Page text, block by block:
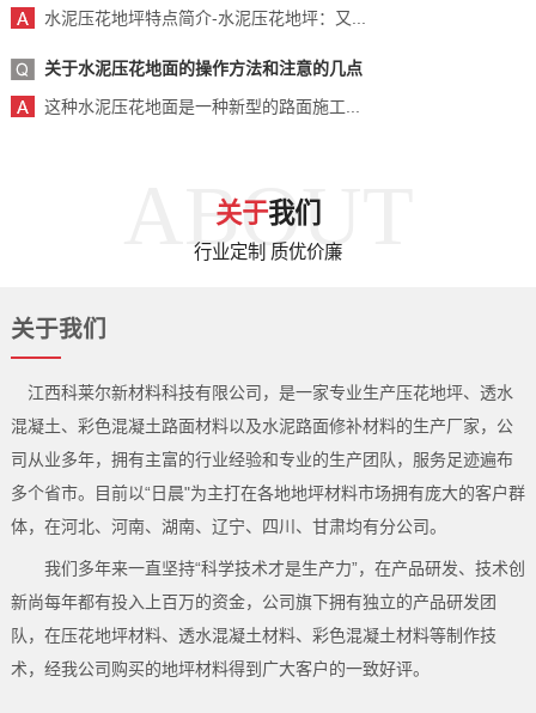
水泥压花地坪特点简介-水泥压花地坪：又...
关于水泥压花地面的操作方法和注意的几点
这种水泥压花地面是一种新型的路面施工...
ABOUT
关于我们
行业定制 质优价廉
关于我们
江西科莱尔新材料科技有限公司，是一家专业生产压花地坪、透水
混凝土、彩色混凝土路面材料以及水泥路面修补材料的生产厂家，公
司从业多年，拥有主富的行业经验和专业的生产团队，服务足迹遍布
多个省市。目前以“日晨"为主打在各地地坪材料市场拥有庞大的客户群
体，在河北、河南、湖南、辽宁、四川、甘肃均有分公司。
我们多年来一直坚持“科学技术才是生产力”，在产品研发、技术创
新尚每年都有投入上百万的资金，公司旗下拥有独立的产品研发团
队，在压花地坪材料、透水混凝土材料、彩色混凝土材料等制作技
术，经我公司购买的地坪材料得到广大客户的一致好评。